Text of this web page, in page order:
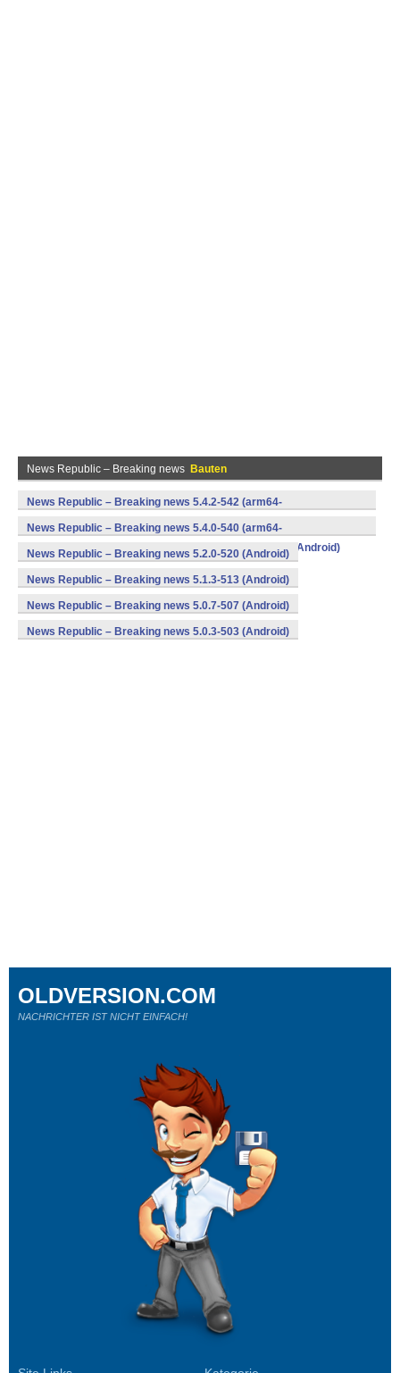
News Republic – Breaking news Bauten
News Republic – Breaking news 5.4.2-542 (arm64-
v8a,armeabi,armeabi-v7a,mips,mips64,x86,x86_64) (Android)
News Republic – Breaking news 5.4.0-540 (arm64-
v8a,armeabi,armeabi-v7a,mips,mips64,x86,x86_64) (Android)
News Republic – Breaking news 5.2.0-520 (Android)
News Republic – Breaking news 5.1.3-513 (Android)
News Republic – Breaking news 5.0.7-507 (Android)
News Republic – Breaking news 5.0.3-503 (Android)
OLDVERSION.COM
NACHRICHTER IST NICHT EINFACH!